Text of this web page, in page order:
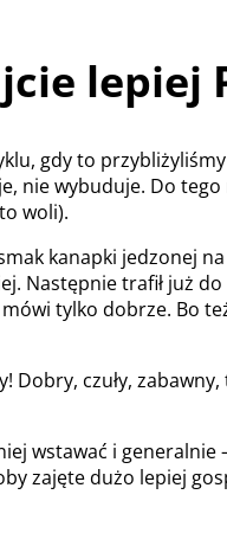
lepiej
gdy to
nie wybuduje. Do
woli).
kanapki jedzonej
trafił już do
tylko dobrze. Bo
czuły,
wstawać i
zajęte dużo lepiej